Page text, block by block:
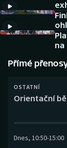
Baseball a
Basketbal
Biatlon
Boby a skeleton
Soutěže
Historické
Aplikace ČT
AZ kvíz
na
Přímé
OSTATNÍ
Orientační
Dnes, 10:50-15:00